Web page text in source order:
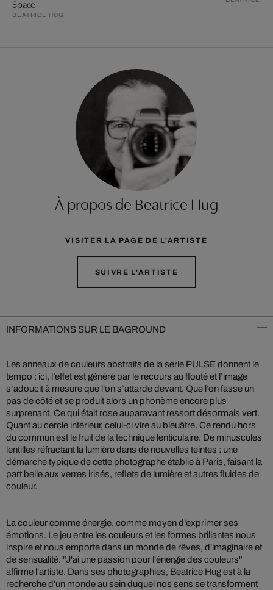
Space
BEATRICE HUG
À propos de Beatrice Hug
VISITER LA PAGE DE L'ARTISTE
SUIVRE L'ARTISTE
INFORMATIONS SUR LE BAGROUND
Les anneaux de couleurs abstraits de la série PULSE donnent le
tempo : ici, l’effet est généré par le recours au flouté et l’image
s’adoucit à mesure que l’on s’attarde devant. Que l’on fasse un
pas de côté et se produit alors un phonème encore plus
surprenant. Ce qui était rose auparavant ressort désormais vert.
Quant au cercle intérieur, celui-ci vire au bleuâtre. Ce rendu hors
du commun est le fruit de la technique lenticulaire. De minuscules
lentilles réfractant la lumière dans de nouvelles teintes : une
démarche typique de cette photographe établie à Paris, faisant la
part belle aux verres irisés, reflets de lumière et autres fluides de
couleur.
La couleur comme énergie, comme moyen d’exprimer ses
émotions. Le jeu entre les couleurs et les formes brillantes nous
inspire et nous emporte dans un monde de rêves, d'imaginaire et
de sensualité. "J'ai une passion pour l'énergie des couleurs"
affirme l'artiste. Dans ses photographies, Beatrice Hug est à la
recherche d'un monde au sein duquel nos sens se transforment